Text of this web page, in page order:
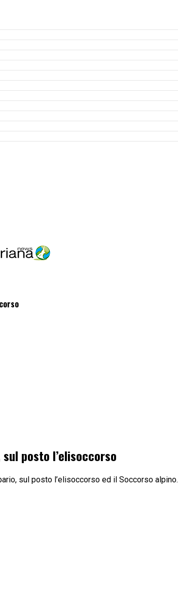
posto l’elisoccorso
sul posto l’elisoccorso ed il Soccorso alpino.